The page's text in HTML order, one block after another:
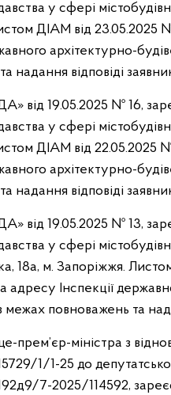
у сфері
ДІАМ від 23.05.2025
архітектурно-
надання відповіді
від 19.05.2025 № 16,
у сфері
ДІАМ від 22.05.2025
архітектурно-
надання відповіді
від 19.05.2025 № 13,
у сфері
18а, м. Запоріжжя.
адресу Інспекції
межах повноважень та
прем’єр-міністра з
1/1-25 до
7-2025/114592,